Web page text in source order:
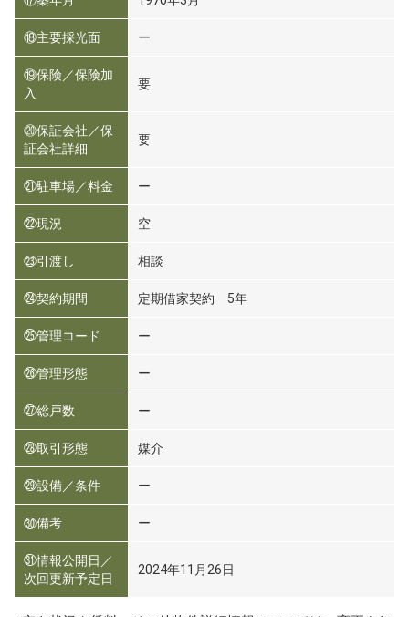
⑱主要採光面 ー
⑲保険／保険加
入
要
⑳保証会社／保
証会社詳細
要
㉑駐車場／料金 ー
㉒現況 空
㉓引渡し 相談
㉔契約期間 定期借家契約 5年
㉕管理コード ー
㉖管理形態 ー
㉗総戸数 ー
㉘取引形態 媒介
㉙設備／条件 ー
㉚備考 ー
㉛情報公開日／
次回更新予定日
2024年11月26日